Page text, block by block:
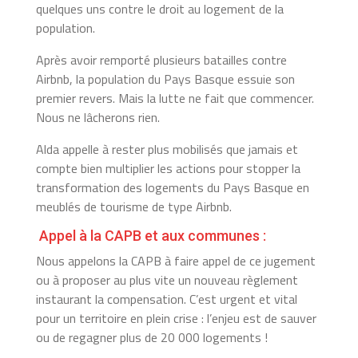
quelques uns contre le droit au logement de la
population.
Après avoir remporté plusieurs batailles contre
Airbnb, la population du Pays Basque essuie son
premier revers. Mais la lutte ne fait que commencer.
Nous ne lâcherons rien.
Alda appelle à rester plus mobilisés que jamais et
compte bien multiplier les actions pour stopper la
transformation des logements du Pays Basque en
meublés de tourisme de type Airbnb.
Appel à la CAPB et aux communes :
Nous appelons la CAPB à faire appel de ce jugement
ou à proposer au plus vite un nouveau règlement
instaurant la compensation. C’est urgent et vital
pour un territoire en plein crise : l’enjeu est de sauver
ou de regagner plus de 20 000 logements !